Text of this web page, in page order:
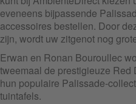
eveneens bijpassende
accessoires bestellen. Door
zijn, wordt uw zitgenot nog
Erwan en Ronan Bouroullec
tweemaal de prestigieuze Red
hun populaire Palissade-
tuintafels.